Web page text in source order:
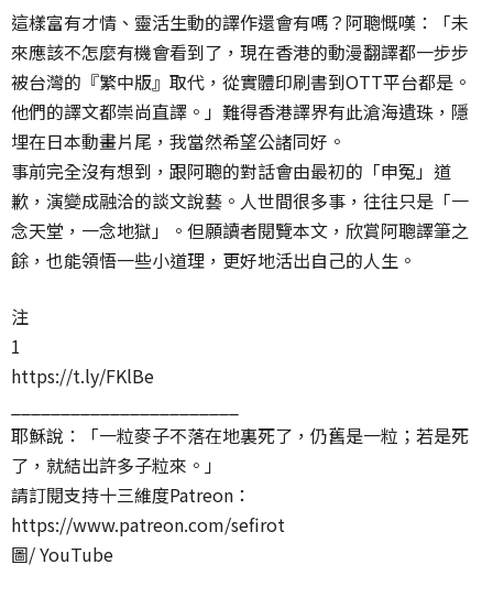
這樣富有才情、靈活生動的譯作還會有嗎？阿聰慨嘆：「未
來應該不怎麼有機會看到了，現在香港的動漫翻譯都一步步
被台灣的『繁中版』取代，從實體印刷書到OTT平台都是。
他們的譯文都崇尚直譯。」難得香港譯界有此滄海遺珠，隱
埋在日本動畫片尾，我當然希望公諸同好。
事前完全沒有想到，跟阿聰的對話會由最初的「申冤」道
歉，演變成融洽的談文說藝。人世間很多事，往往只是「一
念天堂，一念地獄」。但願讀者閱覽本文，欣賞阿聰譯筆之
餘，也能領悟一些小道理，更好地活出自己的人生。
注
1
https://t.ly/FKlBe
耶穌說：「一粒麥子不落在地裏死了，仍舊是一粒；若是死
了，就結出許多子粒來。」
請訂閱支持十三維度Patreon：
https://www.patreon.com/sefirot
圖/ YouTube